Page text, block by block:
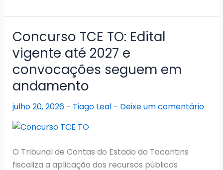
TO
2026:
Seleção
em
fase
de
Nomeações
Concurso TCE TO: Edital
vigente até 2027 e
convocações seguem em
andamento
julho 20, 2026 - Tiago Leal - Deixe um comentário
O Tribunal de Contas do Estado do Tocantins
fiscaliza a aplicação dos recursos públicos